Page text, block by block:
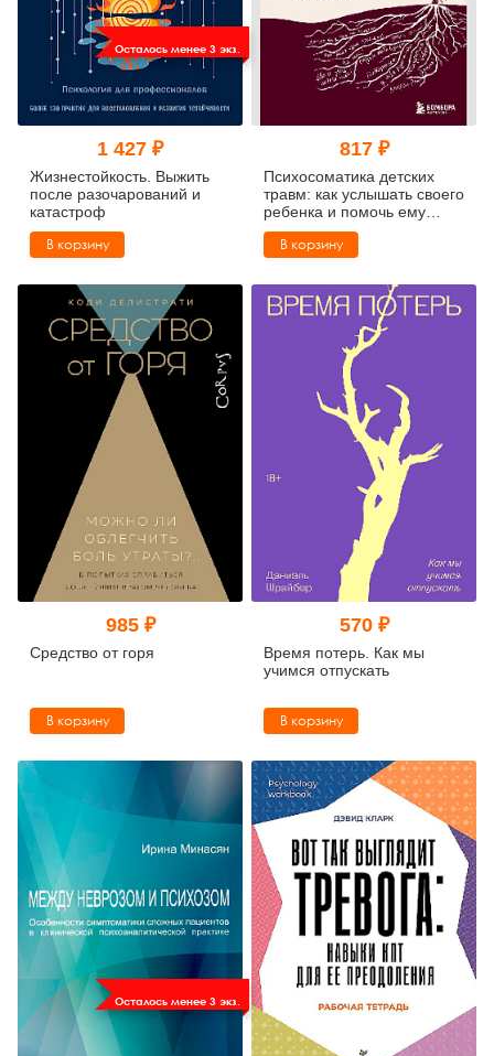
Осталось менее 3 экз.
1 427 ₽
Жизнестойкость. Выжить
после разочарований и
катастроф
В корзину
817 ₽
Психосоматика детских
травм: как услышать своего
ребенка и помочь ему
стать здоровым
В корзину
985 ₽
Средство от горя
В корзину
570 ₽
Время потерь. Как мы
учимся отпускать
В корзину
Осталось менее 3 экз.